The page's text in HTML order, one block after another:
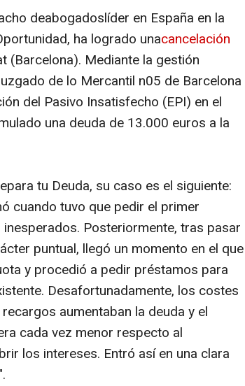
deabogadoslíder en España en la
ha logrado unacancelación
(Barcelona). Mediante la gestión
de lo Mercantil n05 de Barcelona
del Pasivo Insatisfecho (EPI) en el
una deuda de 13.000 euros a la
tu Deuda, su caso es el siguiente:
cuando tuvo que pedir el primer
Posteriormente, tras pasar
puntual, llegó un momento en el que
y procedió a pedir préstamos para
Desafortunadamente, los costes
aumentaban la deuda y el
cada vez menor respecto al
los intereses. Entró así en una clara